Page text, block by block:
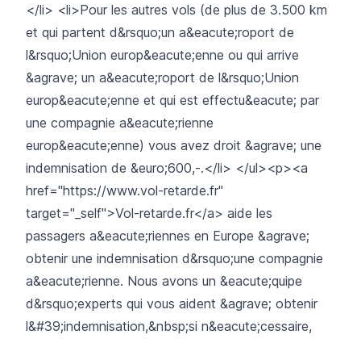
</li> <li>Pour les autres vols (de plus de 3.500 km
et qui partent d&rsquo;un a&eacute;roport de
l&rsquo;Union europ&eacute;enne ou qui arrive
&agrave; un a&eacute;roport de l&rsquo;Union
europ&eacute;enne et qui est effectu&eacute; par
une compagnie a&eacute;rienne
europ&eacute;enne) vous avez droit &agrave; une
indemnisation de &euro;600,-.</li> </ul><p><a
href="https://www.vol-retarde.fr"
target="_self">Vol-retarde.fr</a> aide les
passagers a&eacute;riennes en Europe &agrave;
obtenir une indemnisation d&rsquo;une compagnie
a&eacute;rienne. Nous avons un &eacute;quipe
d&rsquo;experts qui vous aident &agrave; obtenir
l&#39;indemnisation,&nbsp;si n&eacute;cessaire,